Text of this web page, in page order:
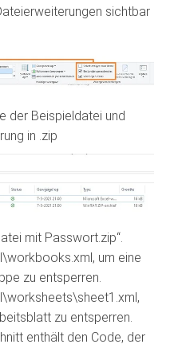
sichtbar
der Beispieldatei und
in .zip
mit Passwort.zip“.
um eine
zu entsperren.
zu entsperren.
enthält den Code, der